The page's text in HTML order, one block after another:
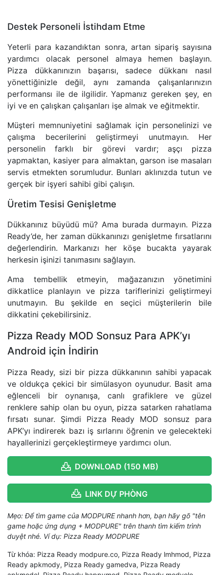
Destek Personeli İstihdam Etme
Yeterli para kazandıktan sonra, artan sipariş sayısına
yardımcı olacak personel almaya hemen başlayın.
Pizza dükkanınızın başarısı, sadece dükkanı nasıl
yönettiğinizle değil, aynı zamanda çalışanlarınızın
performansı ile de ilgilidir. Yapmanız gereken şey, en
iyi ve en çalışkan çalışanları işe almak ve eğitmektir.
Müşteri memnuniyetini sağlamak için personelinizi ve
çalışma becerilerini geliştirmeyi unutmayın. Her
personelin farklı bir görevi vardır; aşçı pizza
yapmaktan, kasiyer para almaktan, garson ise masaları
servis etmekten sorumludur. Bunları aklınızda tutun ve
gerçek bir işyeri sahibi gibi çalışın.
Üretim Tesisi Genişletme
Dükkanınız büyüdü mü? Ama burada durmayın. Pizza
Ready’de, her zaman dükkanınızı genişletme fırsatlarını
değerlendirin. Markanızı her köşe bucakta yayarak
herkesin işinizi tanımasını sağlayın.
Ama tembellik etmeyin, mağazanızın yönetimini
dikkatlice planlayın ve pizza tariflerinizi geliştirmeyi
unutmayın. Bu şekilde en seçici müşterilerin bile
dikkatini çekebilirsiniz.
Pizza Ready MOD Sonsuz Para APK’yı
Android için İndirin
Pizza Ready, sizi bir pizza dükkanının sahibi yapacak
ve oldukça çekici bir simülasyon oyunudur. Basit ama
eğlenceli bir oynanışa, canlı grafiklere ve güzel
renklere sahip olan bu oyun, pizza satarken rahatlama
fırsatı sunar. Şimdi Pizza Ready MOD sonsuz para
APK’yı indirerek bazı iş sırlarını öğrenin ve gelecekteki
hayallerinizi gerçekleştirmeye yardımcı olun.
DOWNLOAD (150 MB)
LINK DỰ PHÒNG
Mẹo: Để tìm game của MODPURE nhanh hơn, bạn hãy gõ "tên
game hoặc ứng dụng + MODPURE" trên thanh tìm kiếm trình
duyệt nhé. Ví dụ: Pizza Ready MODPURE
Từ khóa: Pizza Ready modpure.co, Pizza Ready lmhmod, Pizza
Ready apkmody, Pizza Ready gamedva, Pizza Ready